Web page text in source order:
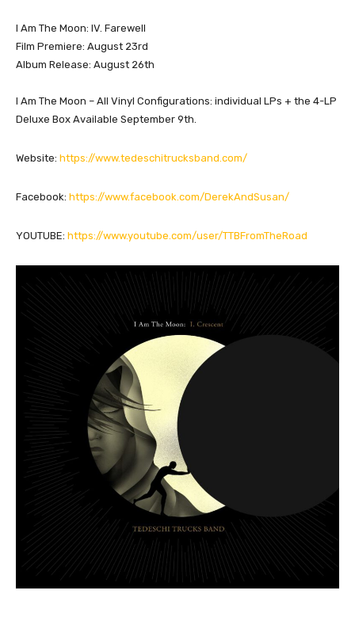
I Am The Moon: IV. Farewell
Film Premiere: August 23rd
Album Release: August 26th
I Am The Moon – All Vinyl Configurations: individual LPs + the 4-LP
Deluxe Box Available September 9th.
Website: https://www.tedeschitrucksband.com/
Facebook: https://www.facebook.com/DerekAndSusan/
YOUTUBE: https://www.youtube.com/user/TTBFromTheRoad